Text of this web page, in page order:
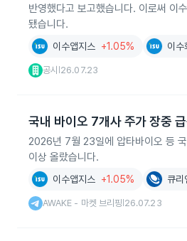
반영했다고 보고했습니다. 이로써
됐습니다.
이수앱지스 +1.05% 이수
공시 26.07.23
국내 바이오 7개사 주가 장중
2026년 7월 23일에 압타바이오 등
이상 올랐습니다.
이수앱지스 +1.05% 큐리
AWAKE - 마켓 브리핑 26.07.23